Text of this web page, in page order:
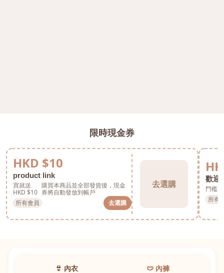
限時現金券
HKD $10
product link
買就送
HKD $10
購買本商品並全部發貨後，現金
券將自動發放到帳戶
所有會員
去選購
去選購
歡迎
門檻
所有
👙 內衣 🩲 內褲